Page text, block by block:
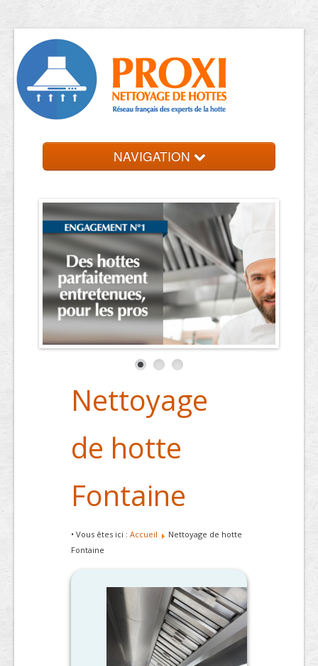
NAVIGATION
Trouver votre entreprise
Contact et devis
Nettoyage
de hotte
Fontaine
• Vous êtes ici : Accueil
Nettoyage de hotte
Fontaine